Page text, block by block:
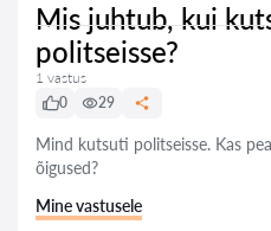
Mis juhtub, kui
politseisse?
1 vastus
0
29
Mind kutsuti politseisse. Kas
õigused?
Mine vastusele